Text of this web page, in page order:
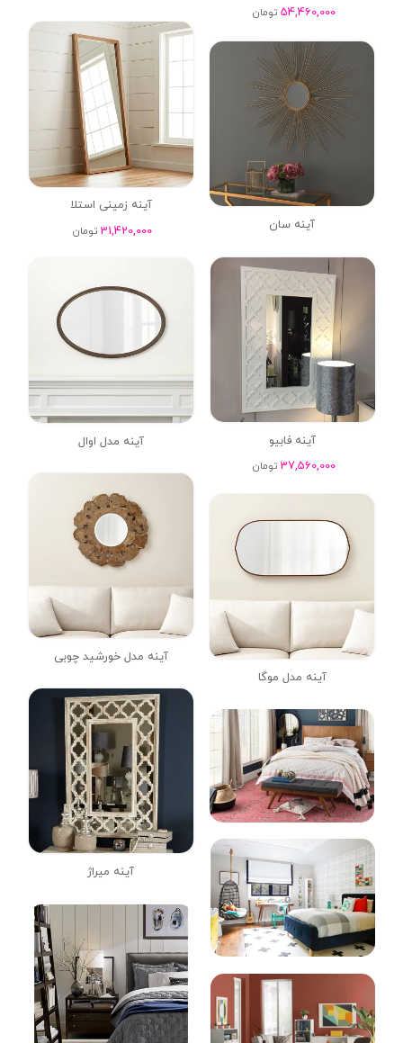
54,460,000 تومان
آینه زمینی استلا
31,420,000 تومان آینه سان
آینه فابیو
37,560,000 تومان
آینه مدل اوال
آینه مدل خورشید چوبی
آینه مدل موگا
آینه میراژ